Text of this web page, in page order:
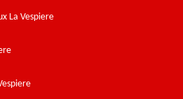
La Vespiere